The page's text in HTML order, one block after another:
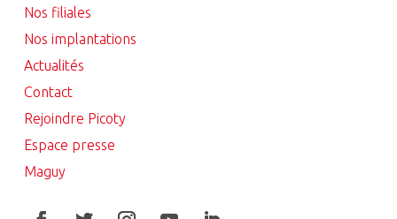
Nos filiales
Nos implantations
Actualités
Contact
Rejoindre Picoty
Espace presse
Maguy